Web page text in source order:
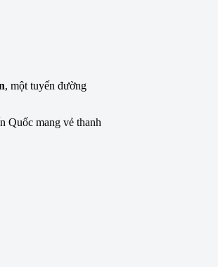
, một tuyến đường
Quốc mang vẻ thanh